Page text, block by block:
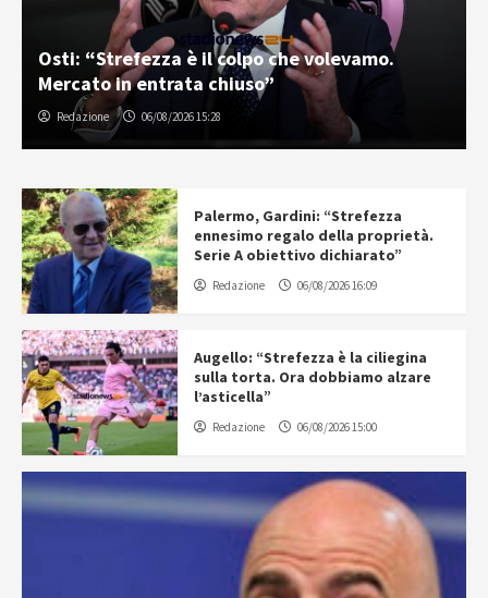
Osti: “Strefezza è il colpo che volevamo.
Mercato in entrata chiuso”
Redazione 06/08/2026 15:28
Palermo, Gardini: “Strefezza
ennesimo regalo della proprietà.
Serie A obiettivo dichiarato”
Redazione 06/08/2026 16:09
Augello: “Strefezza è la ciliegina
sulla torta. Ora dobbiamo alzare
l’asticella”
Redazione 06/08/2026 15:00